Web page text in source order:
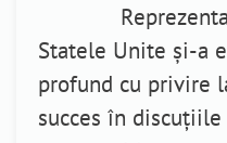
Statele Unite și-a
profund cu privire
succes în